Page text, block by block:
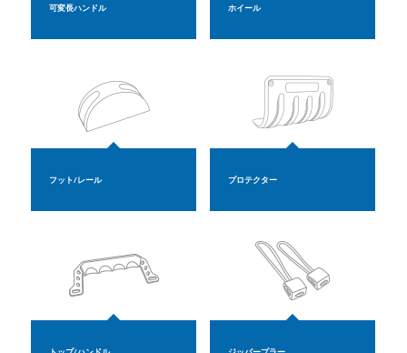
可変長ハンドル ホイール
フット/レール プロテクター